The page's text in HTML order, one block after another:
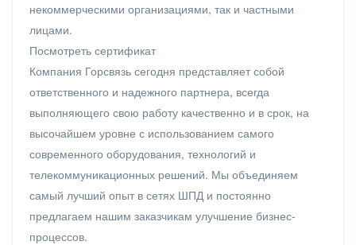
некоммерческими организациями, так и частными
лицами.
Посмотреть сертификат
Компания Горсвязь сегодня представляет собой
ответственного и надежного партнера, всегда
выполняющего свою работу качественно и в срок, на
высочайшем уровне с использованием самого
современного оборудования, технологий и
телекоммуникационных решений. Мы объединяем
самый лучший опыт в сетях ШПД и постоянно
предлагаем нашим заказчикам улучшение бизнес-
процессов.